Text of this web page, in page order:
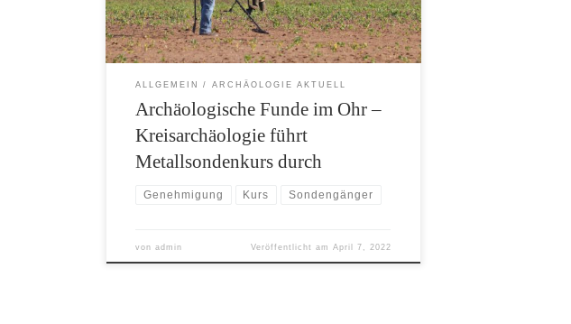
erwachsene Männer schlenderten mit
gesenktem Blick über einen Acker und
schwenkten schrill piepende Stäbe vor sich […]
ALLGEMEIN ARCHÄOLOGIE AKTUELL
Archäologische Funde im Ohr –
Kreisarchäologie führt
Metallsondenkurs durch
Genehmigung Kurs Sondengänger
vonadmin Veröffentlicht am April 7, 2022